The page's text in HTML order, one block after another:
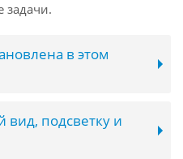
задачи.
в этом
подсветку и